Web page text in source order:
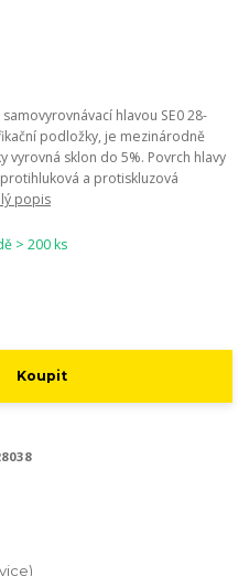
hlavou SE0 28-
podložky, je mezinárodně
vyrovná sklon do 5%. Povrch hlavy
a protiskluzová
popis
> 200 ks
Koupit